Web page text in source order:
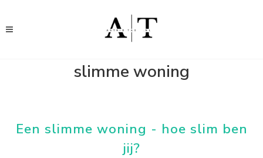
slimme woning
Een slimme woning - hoe slim ben
jij?